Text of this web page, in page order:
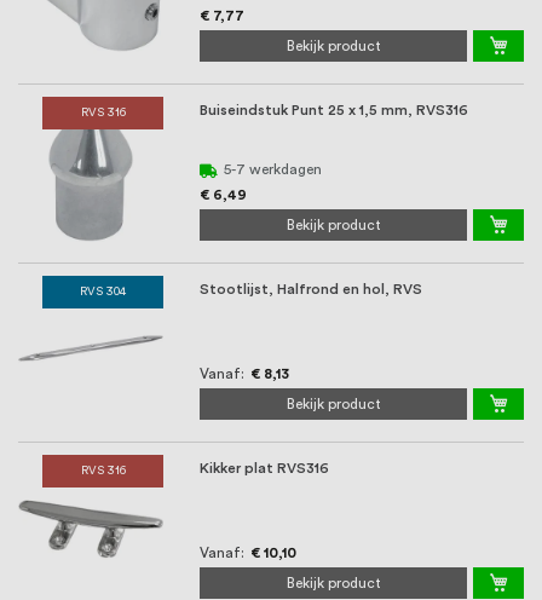
€ 7,77
Bekijk product
RVS 316 Buiseindstuk Punt 25 x 1,5 mm, RVS316
5-7 werkdagen
€ 6,49
Bekijk product
RVS 304 Stootlijst, Halfrond en hol, RVS
Vanaf € 8,13
Bekijk product
RVS 316 Kikker plat RVS316
Vanaf € 10,10
Bekijk product